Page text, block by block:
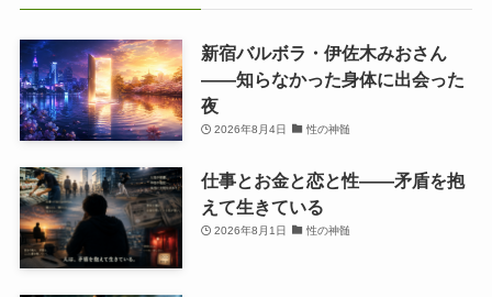
新宿バルボラ・伊佐木みおさん
――知らなかった身体に出会った
夜
2026年8月4日 性の神髄
仕事とお金と恋と性——矛盾を抱
えて生きている
2026年8月1日 性の神髄